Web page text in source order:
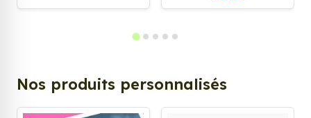
Nos produits personnalisés